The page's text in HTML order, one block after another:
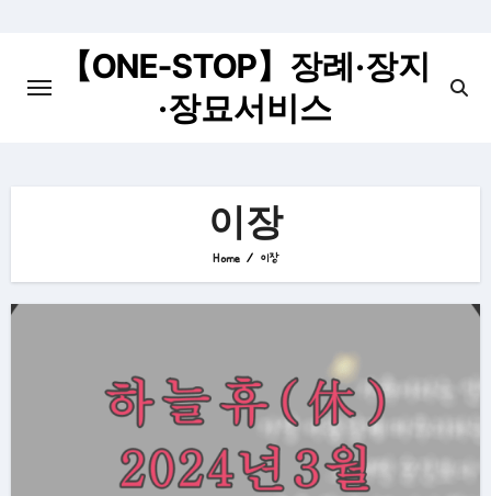
【ONE-STOP】장례·장지
·장묘서비스
이장
Home 이장